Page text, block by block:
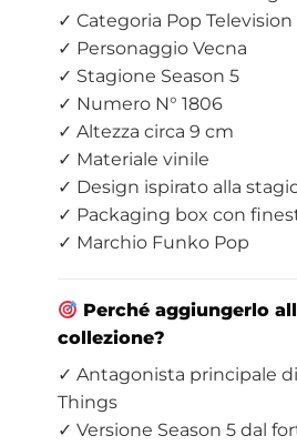
✓ Categoria Pop Television
✓ Personaggio Vecna
✓ Stagione Season 5
✓ Numero N° 1806
✓ Altezza circa 9 cm
✓ Materiale vinile
✓ Design ispirato alla
✓ Packaging box con
✓ Marchio Funko Pop
Perché aggiungerlo
collezione?
✓ Antagonista principale
Things
✓ Versione Season 5 dal